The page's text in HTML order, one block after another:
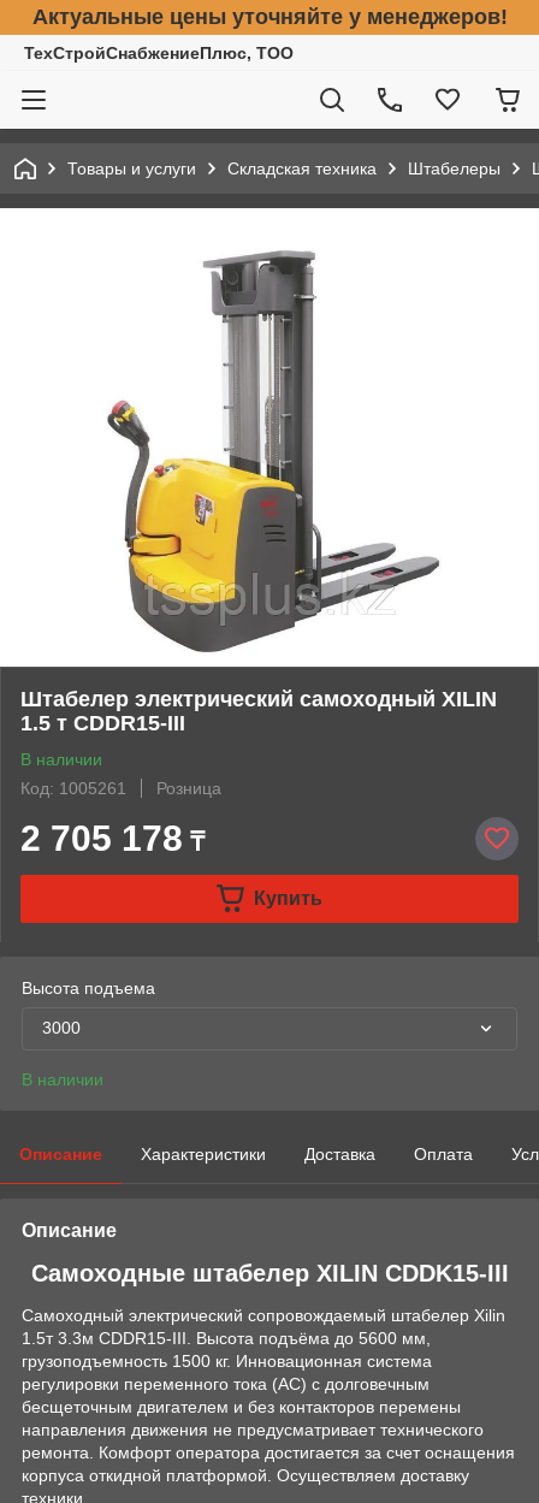
Актуальные цены уточняйте у менеджеров!
ТехСтройСнабжениеПлюс, ТОО
Товары и услуги Складская техника Штабелеры
Штабелер электрический самоходный XILIN
1.5 т CDDR15-III
В наличии
Код: 1005261
Розница
2 705 178 ₸
Купить
Высота подъема
3000
В наличии
Описание Характеристики Доставка Оплата
Описание
Самоходные штабелер XILIN CDDK15-III
Самоходный электрический сопровождаемый штабелер Xilin
1.5т 3.3м CDDR15-III. Высота подъёма до 5600 мм,
грузоподъемность 1500 кг. Инновационная система
регулировки переменного тока (АС) с долговечным
бесщеточным двигателем и без контакторов перемены
направления движения не предусматривает технического
ремонта. Комфорт оператора достигается за счет оснащения
корпуса откидной платформой. Осуществляем доставку
техники.